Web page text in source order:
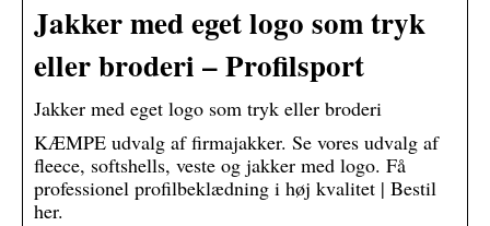
Jakker med eget logo som tryk
eller broderi – Profilsport
Jakker med eget logo som tryk eller broderi
KÆMPE udvalg af firmajakker. Se vores udvalg af
fleece, softshells, veste og jakker med logo. Få
professionel profilbeklædning i høj kvalitet | Bestil
her.